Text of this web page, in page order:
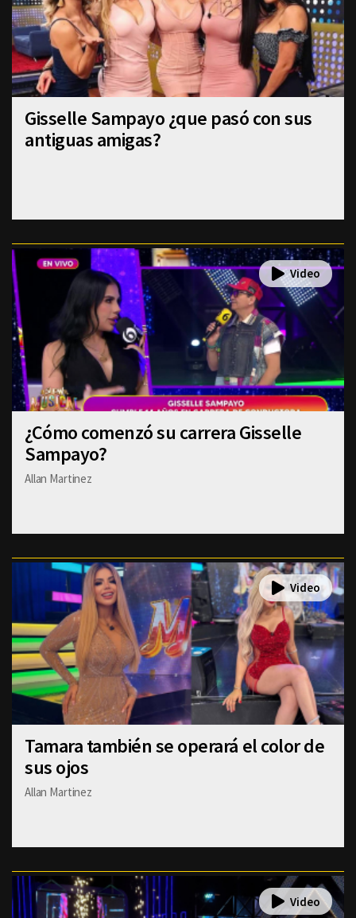
Gisselle Sampayo ¿que pasó con sus
antiguas amigas?
¿Cómo comenzó su carrera Gisselle
Sampayo?
Allan Martinez
Tamara también se operará el color de
sus ojos
Allan Martinez